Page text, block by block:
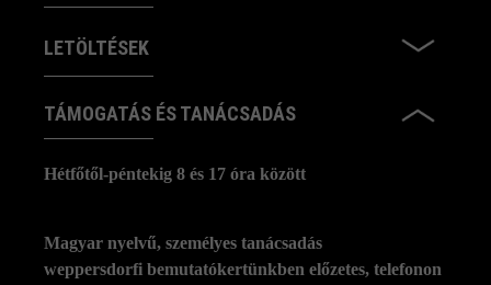
LETÖLTÉSEK
TÁMOGATÁS ÉS TANÁCSADÁS
Hétfőtől-péntekig 8 és 17 óra között
Magyar nyelvű, személyes tanácsadás
weppersdorfi bemutatókertünkben előzetes, telefonon